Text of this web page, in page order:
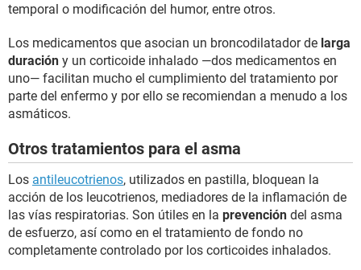
temporal o modificación del humor, entre otros.
Los medicamentos que asocian un broncodilatador de larga
duración y un corticoide inhalado —dos medicamentos en
uno— facilitan mucho el cumplimiento del tratamiento por
parte del enfermo y por ello se recomiendan a menudo a los
asmáticos.
Otros tratamientos para el asma
Los antileucotrienos, utilizados en pastilla, bloquean la
acción de los leucotrienos, mediadores de la inflamación de
las vías respiratorias. Son útiles en la prevención del asma
de esfuerzo, así como en el tratamiento de fondo no
completamente controlado por los corticoides inhalados.